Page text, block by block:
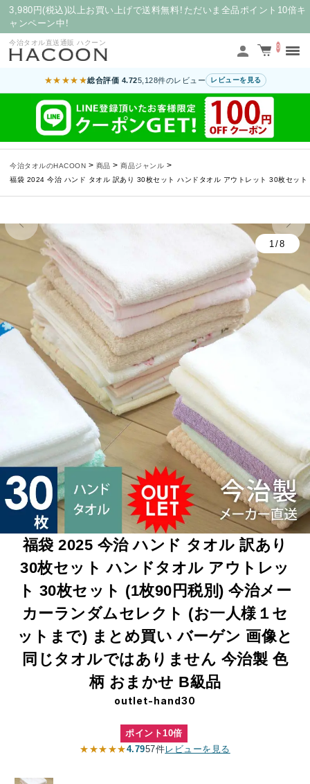
3,980円(税込)以上お買い上げで送料無料！ただいま全品ポイント10倍キ
ャンペーン中！
今治タオル直送通販 ハクーン
0
★★★★★総合評価 4.725,128件のレビュー レビューを見る
今治タオルのHACOON > 商品 > 商品ジャンル >
福袋 2024 今治 ハンド タオル 訳あり 30枚セット ハンドタオル アウトレット 30枚セッ
1/8
福袋 2025 今治 ハンド タオル 訳あり
30枚セット ハンドタオル アウトレッ
ト 30枚セット (1枚90円税別) 今治メー
カーランダムセレクト (お一人様１セ
ットまで) まとめ買い バーゲン 画像と
同じタオルではありません 今治製 色
柄 おまかせ B級品
outlet-hand30
ポイント10倍
★★★★★4.7957件レビューを見る